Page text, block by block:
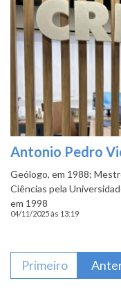
Antonio Pedro
Geólogo, em 1988;
Ciências pela
em 1998
04/11/2025 às 13:19
Primeira página
Primeiro